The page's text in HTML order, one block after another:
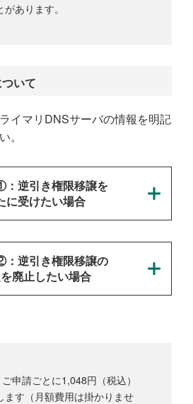
あります。
いて
イマリDNSサーバの情報を明記
。
逆引き権限移譲を
に受けたい場合
逆引き権限移譲の
廃止したい場合
申請ごとに1,048円（税込）
ます（月額費用は掛かりませ